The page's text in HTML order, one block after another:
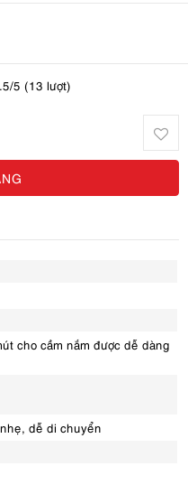
5 (13 lượt)
cho cầm nắm được dễ dàng
dễ di chuyển